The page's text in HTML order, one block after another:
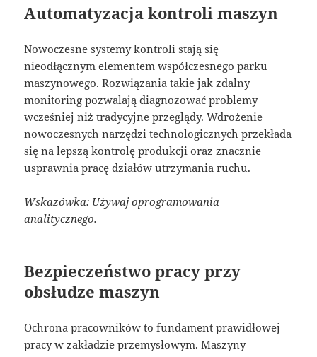
Automatyzacja kontroli maszyn
Nowoczesne systemy kontroli stają się
nieodłącznym elementem współczesnego parku
maszynowego. Rozwiązania takie jak zdalny
monitoring pozwalają diagnozować problemy
wcześniej niż tradycyjne przeglądy. Wdrożenie
nowoczesnych narzędzi technologicznych przekłada
się na lepszą kontrolę produkcji oraz znacznie
usprawnia pracę działów utrzymania ruchu.
Wskazówka: Używaj oprogramowania
analitycznego.
Bezpieczeństwo pracy przy
obsłudze maszyn
Ochrona pracowników to fundament prawidłowej
pracy w zakładzie przemysłowym. Maszyny